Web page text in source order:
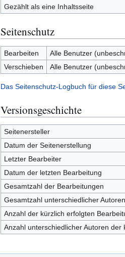
Gezählt als eine Inhaltsseite
Seitenschutz
Bearbeiten
Alle Benutzer
Verschieben
Alle Benutzer
Das Seitenschutz-Logbuch für diese
Versionsgeschichte
Seitenersteller
Datum der Seitenerstellung
Letzter Bearbeiter
Datum der letzten Bearbeitung
Gesamtzahl der Bearbeitungen
Gesamtzahl unterschiedlicher Autoren
Anzahl der kürzlich erfolgten
Anzahl unterschiedlicher Autoren